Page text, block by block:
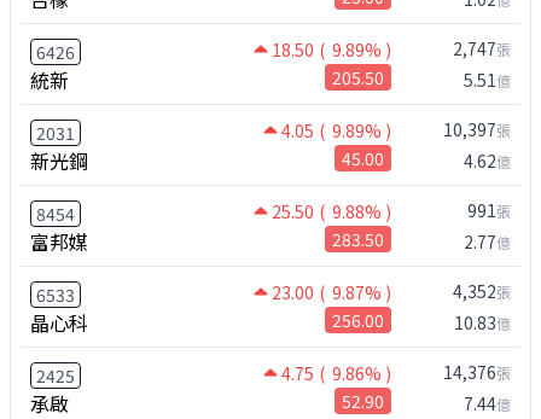
6426 18.50 ( 9.89% )
統新 205.50
2,747張
5.51億
2031 4.05 ( 9.89% )
新光鋼 45.00
10,397張
4.62億
8454 25.50 ( 9.88% )
富邦媒 283.50
991張
2.77億
6533 23.00 ( 9.87% )
晶心科 256.00
4,352張
10.83億
2425 4.75 ( 9.86% )
承啟 52.90
14,376張
7.44億